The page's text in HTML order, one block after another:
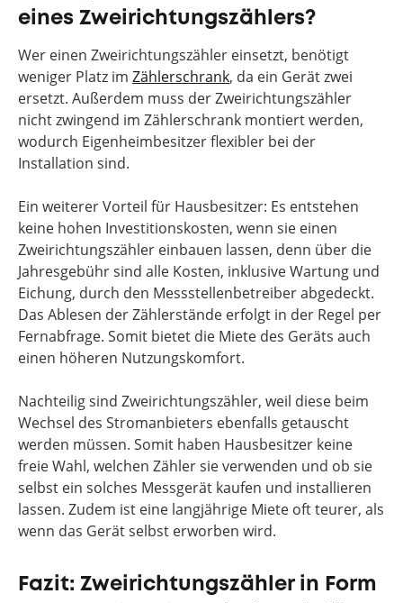
eines Zweirichtungszählers?
Wer einen Zweirichtungszähler einsetzt, benötigt
weniger Platz im Zählerschrank, da ein Gerät zwei
ersetzt. Außerdem muss der Zweirichtungszähler
nicht zwingend im Zählerschrank montiert werden,
wodurch Eigenheimbesitzer flexibler bei der
Installation sind.
Ein weiterer Vorteil für Hausbesitzer: Es entstehen
keine hohen Investitionskosten, wenn sie einen
Zweirichtungszähler einbauen lassen, denn über die
Jahresgebühr sind alle Kosten, inklusive Wartung und
Eichung, durch den Messstellenbetreiber abgedeckt.
Das Ablesen der Zählerstände erfolgt in der Regel per
Fernabfrage. Somit bietet die Miete des Geräts auch
einen höheren Nutzungskomfort.
Nachteilig sind Zweirichtungszähler, weil diese beim
Wechsel des Stromanbieters ebenfalls getauscht
werden müssen. Somit haben Hausbesitzer keine
freie Wahl, welchen Zähler sie verwenden und ob sie
selbst ein solches Messgerät kaufen und installieren
lassen. Zudem ist eine langjährige Miete oft teurer, als
wenn das Gerät selbst erworben wird.
Fazit: Zweirichtungszähler in Form